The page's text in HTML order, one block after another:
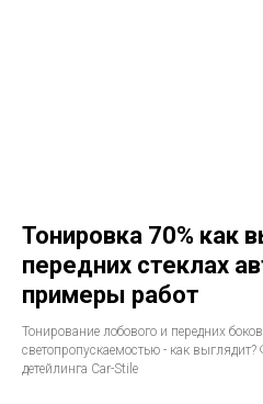
Тонировка 70% как
передних стеклах
примеры работ
Тонирование лобового и передних
светопропускаемостью - как
детейлинга Car-Stile